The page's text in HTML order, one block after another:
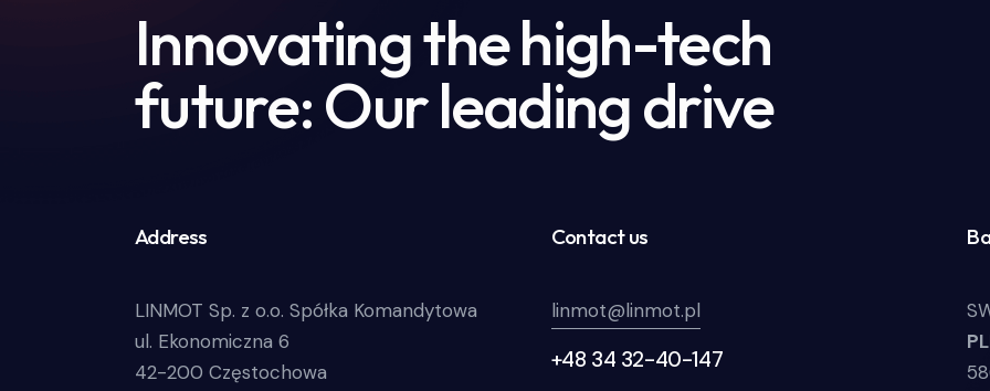
Innovating the high-tech
future: Our leading drive
Address
LINMOT Sp. z o.o. Spółka Komandytowa
ul. Ekonomiczna 6
42-200 Częstochowa
Contact us
linmot@linmot.pl
+48 34 32-40-147